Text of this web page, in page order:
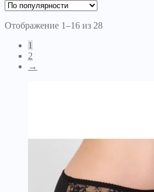
Отображение 1–16 из 28
1
2
→